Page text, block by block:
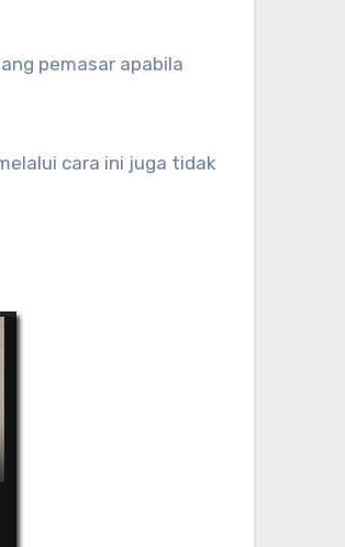
pemasar apabila
cara ini juga tidak